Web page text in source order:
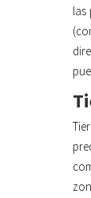
las